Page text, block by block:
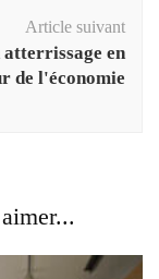
Article suivant
atterrissage en
de l'économie